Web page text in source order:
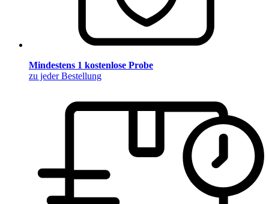
Mindestens 1 kostenlose Probe
zu jeder Bestellung